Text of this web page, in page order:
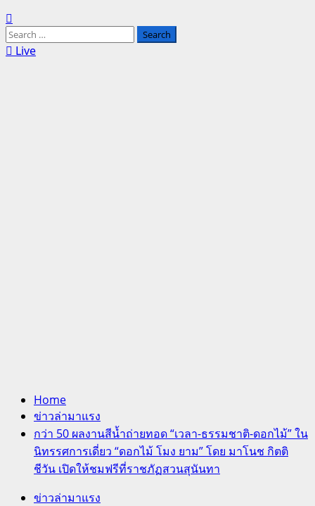
Search
for:Live
Home
ข่าวล่ามาแรง
กว่า 50 ผลงานสีน้ำถ่ายทอด “เวลา-ธรรมชาติ-ดอกไม้” ใน
นิทรรศการเดี่ยว “ดอกไม้ โมง ยาม” โดย มาโนช กิตติ
ชีวัน เปิดให้ชมฟรีที่ราชภัฏสวนสุนันทา
ข่าวล่ามาแรง